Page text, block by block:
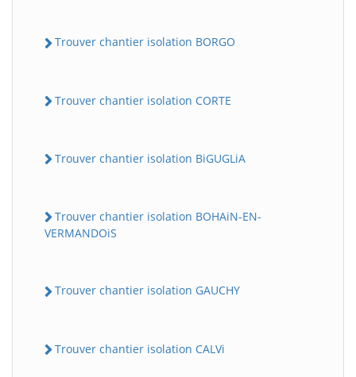
Trouver chantier isolation BORGO
Trouver chantier isolation CORTE
Trouver chantier isolation BiGUGLiA
Trouver chantier isolation BOHAiN-EN-
VERMANDOiS
Trouver chantier isolation GAUCHY
Trouver chantier isolation CALVi